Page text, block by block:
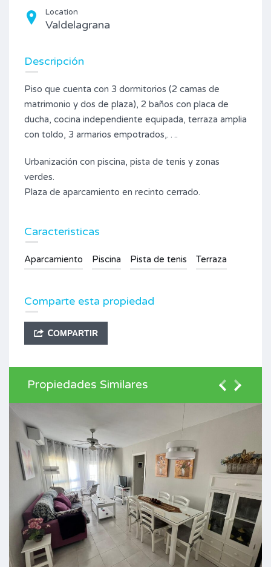
Location
Valdelagrana
Descripción
Piso que cuenta con 3 dormitorios (2 camas de
matrimonio y dos de plaza), 2 baños con placa de
ducha, cocina independiente equipada, terraza amplia
con toldo, 3 armarios empotrados,….
Urbanización con piscina, pista de tenis y zonas
verdes.
Plaza de aparcamiento en recinto cerrado.
Caracteristicas
Aparcamiento Piscina Pista de tenis Terraza
Comparte esta propiedad
COMPARTIR
Propiedades Similares